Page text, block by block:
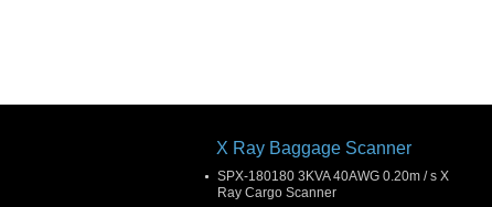
X Ray Baggage Scanner
SPX-180180 3KVA 40AWG 0.20m / s X
Ray Cargo Scanner